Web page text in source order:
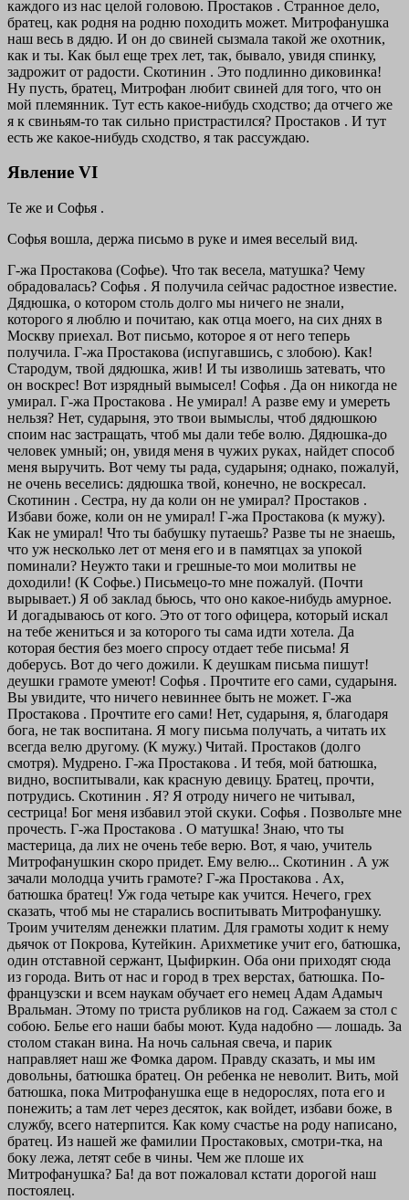
каждого из нас целой головою. Простаков . Странное дело,
братец, как родня на родню походить может. Митрофанушка
наш весь в дядю. И он до свиней сызмала такой же охотник,
как и ты. Как был еще трех лет, так, бывало, увидя спинку,
задрожит от радости. Скотинин . Это подлинно диковинка!
Ну пусть, братец, Митрофан любит свиней для того, что он
мой племянник. Тут есть какое-нибудь сходство; да отчего же
я к свиньям-то так сильно пристрастился? Простаков . И тут
есть же какое-нибудь сходство, я так рассуждаю.
Явление VI
Те же и Софья .
Софья вошла, держа письмо в руке и имея веселый вид.
Г-жа Простакова (Софье). Что так весела, матушка? Чему
обрадовалась? Софья . Я получила сейчас радостное известие.
Дядюшка, о котором столь долго мы ничего не знали,
которого я люблю и почитаю, как отца моего, на сих днях в
Москву приехал. Вот письмо, которое я от него теперь
получила. Г-жа Простакова (испугавшись, с злобою). Как!
Стародум, твой дядюшка, жив! И ты изволишь затевать, что
он воскрес! Вот изрядный вымысел! Софья . Да он никогда не
умирал. Г-жа Простакова . Не умирал! А разве ему и умереть
нельзя? Нет, сударыня, это твои вымыслы, чтоб дядюшкою
споим нас застращать, чтоб мы дали тебе волю. Дядюшка-до
человек умный; он, увидя меня в чужих руках, найдет способ
меня выручить. Вот чему ты рада, сударыня; однако, пожалуй,
не очень веселись: дядюшка твой, конечно, не воскресал.
Скотинин . Сестра, ну да коли он не умирал? Простаков .
Избави боже, коли он не умирал! Г-жа Простакова (к мужу).
Как не умирал! Что ты бабушку путаешь? Разве ты не знаешь,
что уж несколько лет от меня его и в памятцах за упокой
поминали? Неужто таки и грешные-то мои молитвы не
доходили! (К Софье.) Письмецо-то мне пожалуй. (Почти
вырывает.) Я об заклад бьюсь, что оно какое-нибудь амурное.
И догадываюсь от кого. Это от того офицера, который искал
на тебе жениться и за которого ты сама идти хотела. Да
которая бестия без моего спросу отдает тебе письма! Я
доберусь. Вот до чего дожили. К деушкам письма пишут!
деушки грамоте умеют! Софья . Прочтите его сами, сударыня.
Вы увидите, что ничего невиннее быть не может. Г-жа
Простакова . Прочтите его сами! Нет, сударыня, я, благодаря
бога, не так воспитана. Я могу письма получать, а читать их
всегда велю другому. (К мужу.) Читай. Простаков (долго
смотря). Мудрено. Г-жа Простакова . И тебя, мой батюшка,
видно, воспитывали, как красную девицу. Братец, прочти,
потрудись. Скотинин . Я? Я отроду ничего не читывал,
сестрица! Бог меня избавил этой скуки. Софья . Позвольте мне
прочесть. Г-жа Простакова . О матушка! Знаю, что ты
мастерица, да лих не очень тебе верю. Вот, я чаю, учитель
Митрофанушкин скоро придет. Ему велю... Скотинин . А уж
зачали молодца учить грамоте? Г-жа Простакова . Ах,
батюшка братец! Уж года четыре как учится. Нечего, грех
сказать, чтоб мы не старались воспитывать Митрофанушку.
Троим учителям денежки платим. Для грамоты ходит к нему
дьячок от Покрова, Кутейкин. Арихметике учит его, батюшка,
один отставной сержант, Цыфиркин. Оба они приходят сюда
из города. Вить от нас и город в трех верстах, батюшка. По-
французски и всем наукам обучает его немец Адам Адамыч
Вральман. Этому по триста рубликов на год. Сажаем за стол с
собою. Белье его наши бабы моют. Куда надобно — лошадь. За
столом стакан вина. На ночь сальная свеча, и парик
направляет наш же Фомка даром. Правду сказать, и мы им
довольны, батюшка братец. Он ребенка не неволит. Вить, мой
батюшка, пока Митрофанушка еще в недорослях, пота его и
понежить; а там лет через десяток, как войдет, избави боже, в
службу, всего натерпится. Как кому счастье на роду написано,
братец. Из нашей же фамилии Простаковых, смотри-тка, на
боку лежа, летят себе в чины. Чем же плоше их
Митрофанушка? Ба! да вот пожаловал кстати дорогой наш
постоялец.